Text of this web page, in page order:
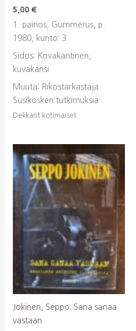
5,00 €
1. painos, Gummerus, p.
1980, kunto: 3
Sidos: Kovakantinen,
kuvakansi
Muuta: Rikostarkastaja
Susikosken tutkimuksia
Dekkarit kotimaiset
Jokinen, Seppo: Sana sanaa
vastaan